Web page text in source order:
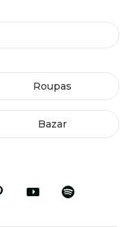
Roupas
Bazar